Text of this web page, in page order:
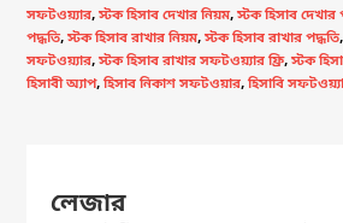
সফটওয়্যার, স্টক হিসাব দেখার নিয়ম, স্টক হিসাব দেখার
পদ্ধতি, স্টক হিসাব রাখার নিয়ম, স্টক হিসাব রাখার পদ্ধতি,
সফটওয়্যার, স্টক হিসাব রাখার সফটওয়্যার ফ্রি, স্টক
হিসাবী অ্যাপ, হিসাব নিকাশ সফটওয়ার, হিসাবি
লেজার